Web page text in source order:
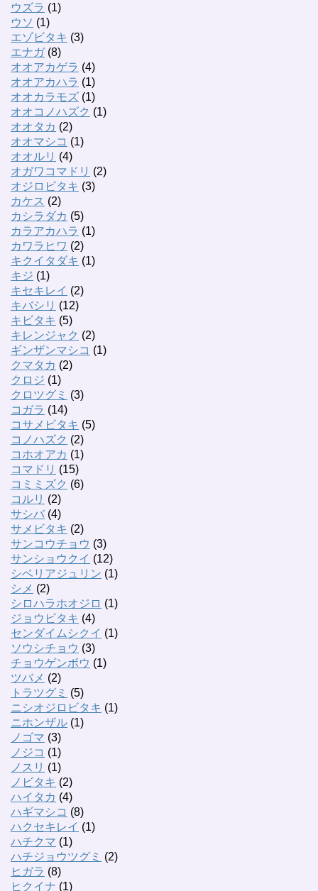
ウズラ (1)
ウソ (1)
エゾビタキ (3)
エナガ(8)
オオアカゲラ (4)
オオアカハラ (1)
オオカラモズ (1)
オオコノハズク (1)
オオタカ (2)
オオマシコ (1)
オオルリ (4)
オガワコマドリ (2)
オジロビタキ (3)
カケス (2)
カシラダカ (5)
カラアカハラ (1)
カワラヒワ (2)
キクイタダキ (1)
キジ (1)
キセキレイ (2)
キバシリ (12)
キビタキ (5)
キレンジャク (2)
ギンザンマシコ (1)
クマタカ (2)
クロジ (1)
クロツグミ (3)
コガラ (14)
コサメビタキ (5)
コノハズク (2)
コホオアカ (1)
コマドリ (15)
コミミズク (6)
コルリ (2)
サシバ (4)
サメビタキ (2)
サンコウチョウ (3)
サンショウクイ (12)
シベリアジュリン (1)
シメ (2)
シロハラホオジロ (1)
ジョウビタキ (4)
センダイムシクイ (1)
ソウシチョウ (3)
チョウゲンボウ (1)
ツバメ (2)
トラツグミ (5)
ニシオジロビタキ (1)
ニホンザル (1)
ノゴマ (3)
ノジコ (1)
ノスリ (1)
ノビタキ (2)
ハイタカ (4)
ハギマシコ (8)
ハクセキレイ (1)
ハチクマ (1)
ハチジョウツグミ (2)
ヒガラ (8)
ヒクイナ (1)